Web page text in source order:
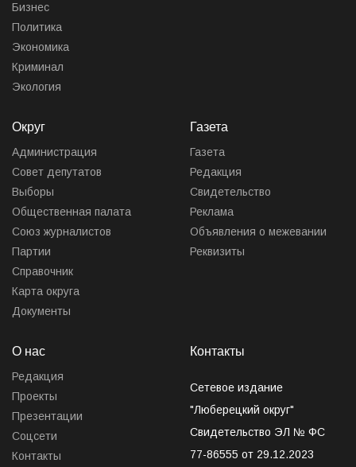
Бизнес
Политика
Экономика
Криминал
Экология
Округ
Администрация
Совет депутатов
Выборы
Общественная палата
Союз журналистов
Партии
Справочник
Карта округа
Документы
Газета
Газета
Редакция
Свидетельство
Реклама
Объявления о межевании
Реквизиты
О нас
Редакция
Проекты
Презентации
Соцсети
Контакты
Контакты
Сетевое издание
"Люберецкий округ"
Свидетельство ЭЛ № ФС
77-86555 от 29.12.2023